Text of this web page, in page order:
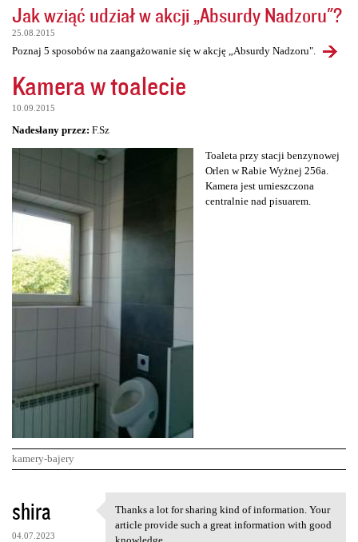
Jak wziąć udział w akcji „Absurdy Nadzoru"?
25.08.2015
Poznaj 5 sposobów na zaangażowanie się w akcję „Absurdy Nadzoru".
Kamera w toalecie
10.09.2015
Nadesłany przez: F.Sz
Toaleta przy stacji benzynowej
Orlen w Rabie Wyżnej 256a.
Kamera jest umieszczona
centralnie nad pisuarem.
kamery-bajery
K
o
shira
04.07.2023
Thanks a lot for sharing kind
Thanks a lot for sharing kind of information. Your
article provide such a great information with good